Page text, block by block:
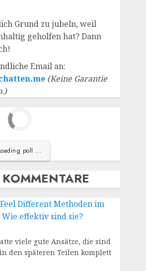
Grund zu jubeln, weil
geholfen hat? Dann
Email an:
(Keine Garantie
poll ...
Different Methoden im
effektiv sind sie?
viele gute Ansätze, die sind
den späteren Teilen komplett